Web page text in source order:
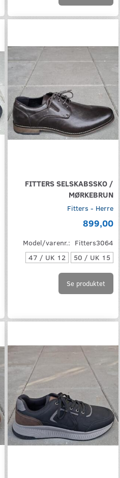
FITTERS SELSKABSSKO /
MØRKEBRUN
Fitters - Herre
899,00
Model/varenr.: Fitters3064
47 / UK 12
50 / UK 15
Se produktet